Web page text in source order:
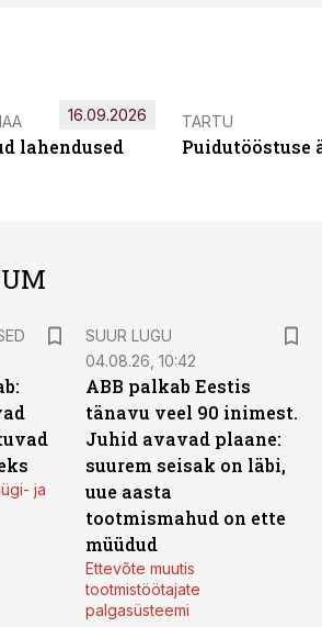
lahendused
16.09.2026 TARTU
Puidutööstuse
ja
SUUR LUGU
04.08.26, 10:42
ABB palkab Eestis
tänavu veel 90 inimest.
Juhid avavad plaane:
suurem seisak on läbi,
uue aasta
tootmismahud on ette
müüdud
Ettevõte muutis
tootmistöötajate
palgasüsteemi